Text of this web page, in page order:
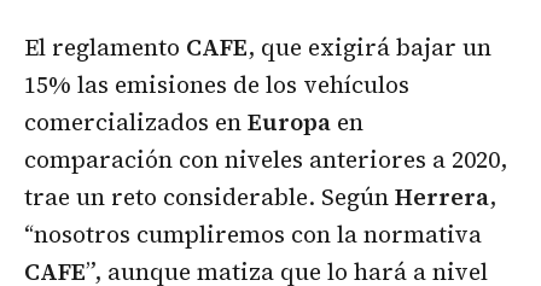
El reglamento CAFE, que exigirá bajar un
15% las emisiones de los vehículos
comercializados enEuropa en
comparación con niveles anteriores a 2020,
trae un reto considerable. SegúnHerrera,
“nosotros cumpliremos con la normativa
CAFE”, aunque matiza que lo hará a nivel